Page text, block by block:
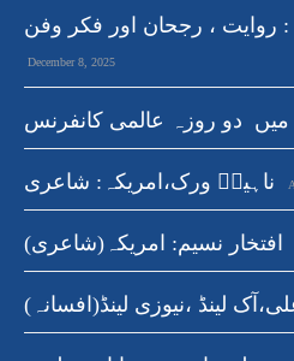
، رجحان اور فکر وفن
December 8, 2025
میں دو روزہ عالمی کانفرنس
ناہیدؔ ورک،امریکہ: شاعری
افتخار نسیم: امریکہ(شاعری)
لینڈ ،نیوزی لینڈ(افسانہ)